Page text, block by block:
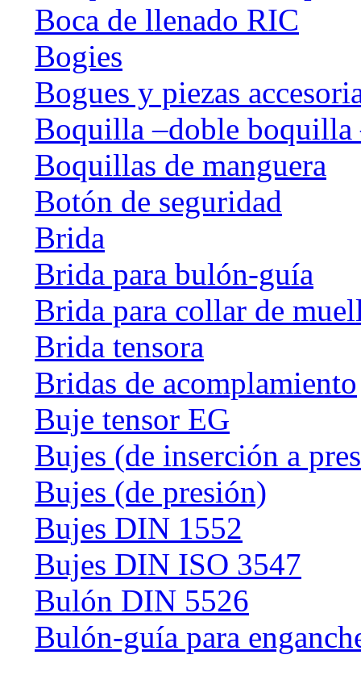
Boca de llenado RIC
Bogies
Bogues y piezas
Boquilla –doble
Boquillas de manguera
Botón de seguridad
Brida
Brida para bulón-guía
Brida para collar de
Brida tensora
Bridas de acomplamiento
Buje tensor EG
Bujes (de inserción a
Bujes (de presión)
Bujes DIN 1552
Bujes DIN ISO 3547
Bulón DIN 5526
Bulón-guía para